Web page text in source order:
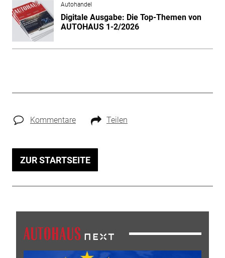
Autohandel
Digitale Ausgabe: Die Top-Themen von
AUTOHAUS 1-2/2026
Kommentare Teilen
ZUR STARTSEITE